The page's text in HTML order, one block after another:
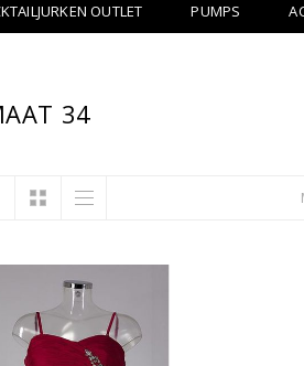
OUTLET PUMPS
34